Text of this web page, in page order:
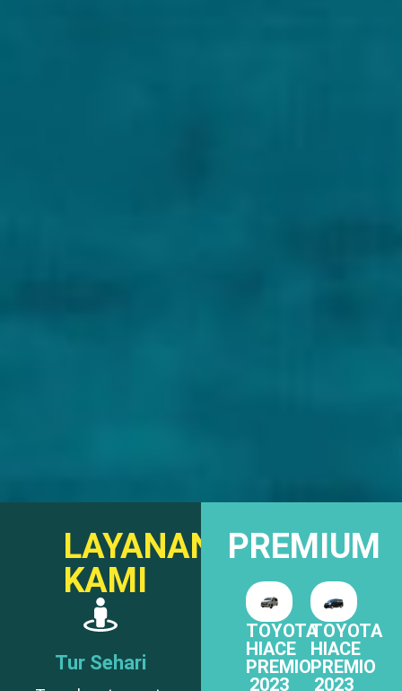
LAYANAN
KAMI
Tur Sehari
PREMIUM
TOYOTA
HIACE
PREMIO
2023
TOYOTA
HIACE
PREMIO
2023